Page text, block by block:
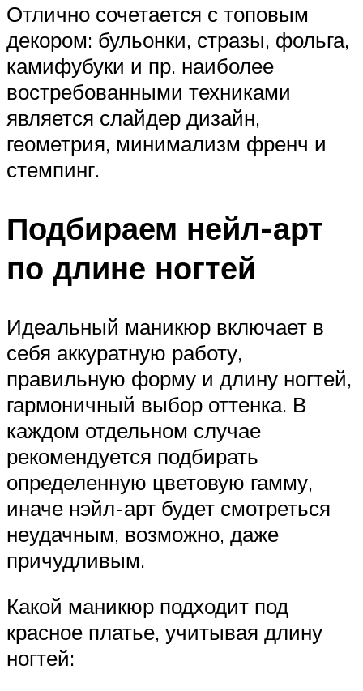
Отлично сочетается с топовым
декором: бульонки, стразы, фольга,
камифубуки и пр. наиболее
востребованными техниками
является слайдер дизайн,
геометрия, минимализм френч и
стемпинг.
Подбираем нейл-арт
по длине ногтей
Идеальный маникюр включает в
себя аккуратную работу,
правильную форму и длину ногтей,
гармоничный выбор оттенка. В
каждом отдельном случае
рекомендуется подбирать
определенную цветовую гамму,
иначе нэйл-арт будет смотреться
неудачным, возможно, даже
причудливым.
Какой маникюр подходит под
красное платье, учитывая длину
ногтей: